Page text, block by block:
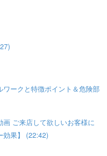
ークと特徴ポイント＆危険部
ご来店して欲しいお客様に
効果】 (22:42)